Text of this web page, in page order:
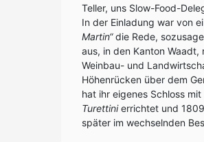
Teller, uns Slow-Food-
In der Einladung war von
Martin“die Rede,
aus, in den Kanton
Weinbau- und
Höhenrücken über dem
hat ihr eigenes Schloss
Turettinierrichtet und
später im wechselnden